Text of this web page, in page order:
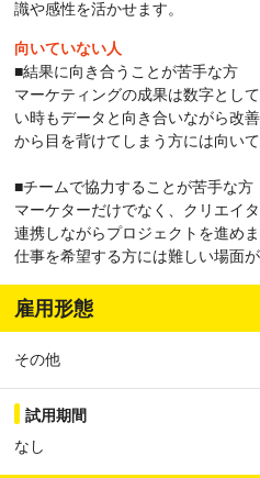
識や感性を活かせます。
向いていない人
■結果に向き合うことが苦手な方
マーケティングの成果は数字とし
い時もデータと向き合いながら改
から目を背けてしまう方には向いて
■チームで協力することが苦手な方
マーケターだけでなく、クリエイ
連携しながらプロジェクトを進め
仕事を希望する方には難しい場面が
雇用形態
その他
試用期間
なし